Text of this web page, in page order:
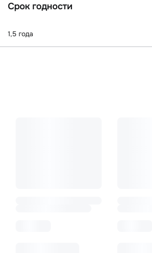
Срок годности
1,5 года